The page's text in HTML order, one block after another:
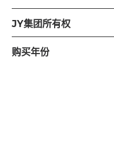
JY集团所有权
购买年份